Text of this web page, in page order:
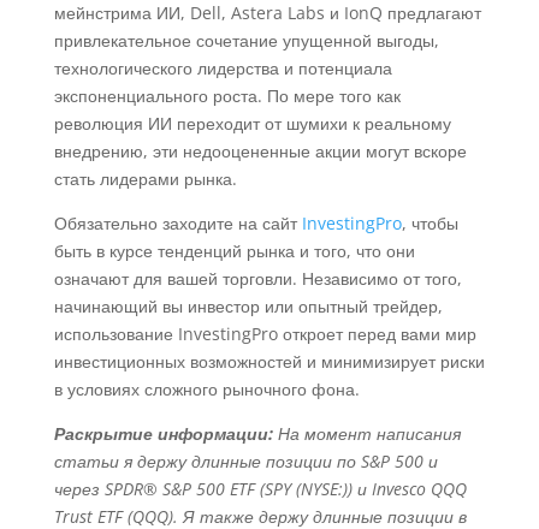
мейнстрима ИИ, Dell, Astera Labs и IonQ предлагают
привлекательное сочетание упущенной выгоды,
технологического лидерства и потенциала
экспоненциального роста. По мере того как
революция ИИ переходит от шумихи к реальному
внедрению, эти недооцененные акции могут вскоре
стать лидерами рынка.
Обязательно заходите на сайт InvestingPro, чтобы
быть в курсе тенденций рынка и того, что они
означают для вашей торговли. Независимо от того,
начинающий вы инвестор или опытный трейдер,
использование InvestingPro откроет перед вами мир
инвестиционных возможностей и минимизирует риски
в условиях сложного рыночного фона.
Раскрытие информации: На момент написания
статьи я держу длинные позиции по S&P 500 и
через SPDR® S&P 500 ETF (SPY (NYSE:)) и Invesco QQQ
Trust ETF (QQQ). Я также держу длинные позиции в